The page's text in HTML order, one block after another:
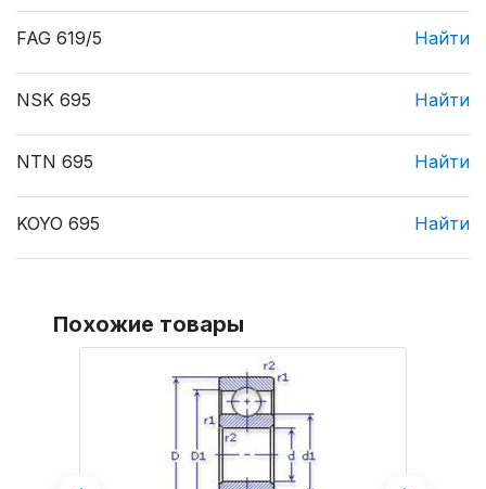
FAG 619/5 Найти
NSK 695 Найти
NTN 695 Найти
KOYO 695 Найти
Похожие товары